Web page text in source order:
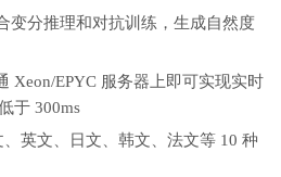
变分推理和对抗训练，生成自然度
Xeon/EPYC 服务器上即可实现实时
于 300ms
英文、日文、韩文、法文等 10 种